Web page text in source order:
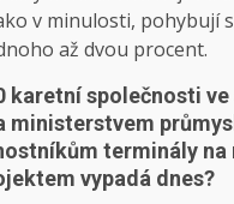
v minulosti, pohybují
až dvou procent.
karetní společnosti
ministerstvem
terminály na
vypadá dnes?